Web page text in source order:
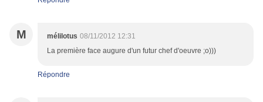
M mélilotus 08/11/2012 12:31
La première face augure d'un futur chef d'oeuvre ;o)))
Répondre